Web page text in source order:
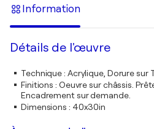
Information
Détails de l'œuvre
Technique: Acrylique, Dorure sur
Finitions : Oeuvre sur châssis.
Encadrement sur demande.
Dimensions : 40x30in